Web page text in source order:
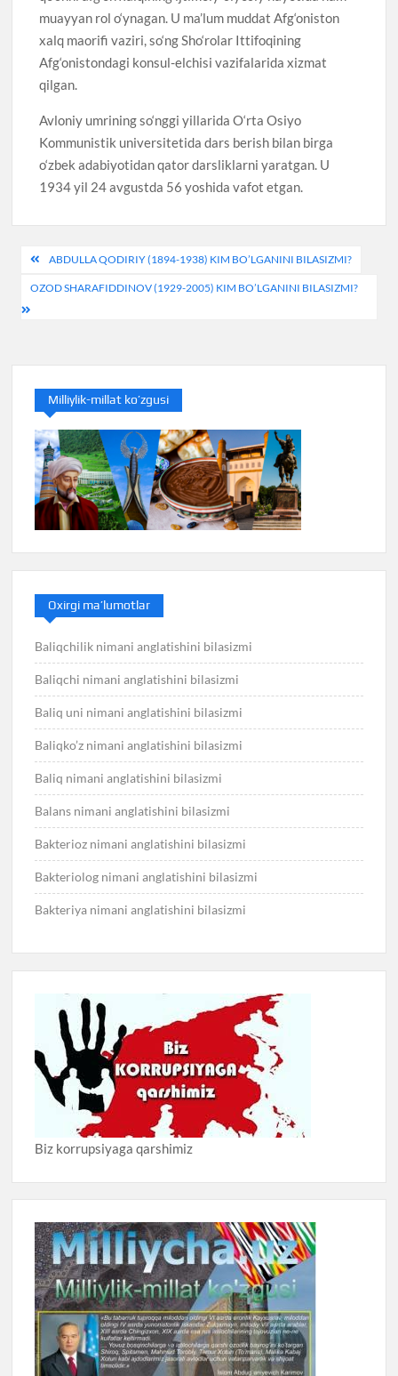
muayyan rol o‘ynagan. U ma’lum muddat Afg‘oniston
xalq maorifi vaziri, so‘ng Sho‘rolar Ittifoqining
Afg‘onistondagi konsul-elchisi vazifalarida xizmat
qilgan.
Avloniy umrining so‘nggi yillarida O‘rta Osiyo
Kommunistik universitetida dars berish bilan birga
o‘zbek adabiyotidan qator darsliklarni yaratgan. U
1934 yil 24 avgustda 56 yoshida vafot etgan.
Post
menyusi
ABDULLA QODIRIY (1894-1938) KIM BO’LGANINI BILASIZMI?
OZOD SHARAFIDDINOV (1929-2005) KIM BO’LGANINI BILASIZMI?
Milliylik-millat ko’zgusi
Oxirgi ma’lumotlar
Baliqchilik nimani anglatishini bilasizmi
Baliqchi nimani anglatishini bilasizmi
Baliq uni nimani anglatishini bilasizmi
Baliqko’z nimani anglatishini bilasizmi
Baliq nimani anglatishini bilasizmi
Balans nimani anglatishini bilasizmi
Bakterioz nimani anglatishini bilasizmi
Bakteriolog nimani anglatishini bilasizmi
Bakteriya nimani anglatishini bilasizmi
Biz korrupsiyaga qarshimiz